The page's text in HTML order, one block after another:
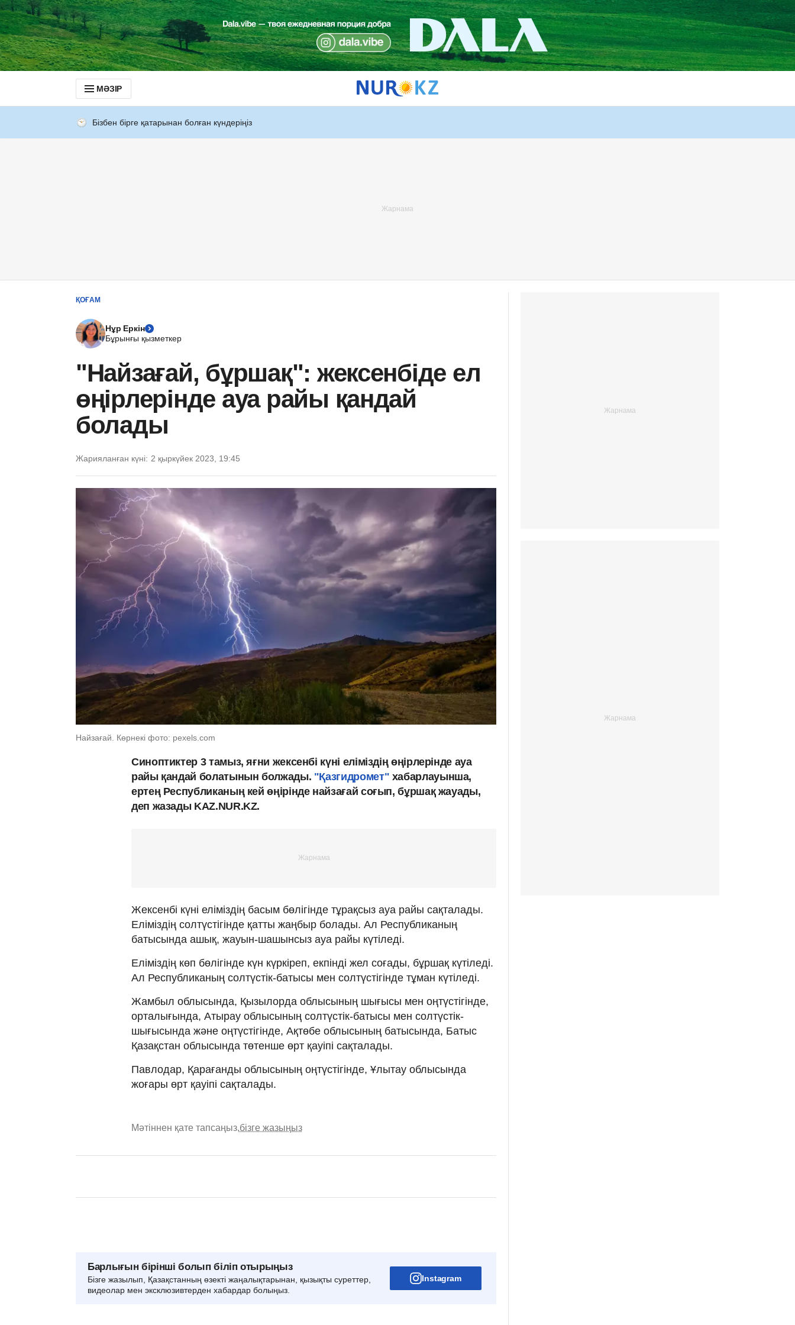
МӘЗІР
Бізбен бірге қатарынан болған күндеріңіз
ҚОҒАМ
Нұр Еркін
Бұрынғы қызметкер
"Найзағай, бұршақ": жексенбіде ел
өңірлерінде ауа райы қандай
болады
Жарияланған күні: 2 қыркүйек 2023, 19:45
Найзағай. Көрнекі фото: pexels.com
Синоптиктер 3 тамыз, яғни жексенбі күні еліміздің өңірлерінде ауа
райы қандай болатынын болжады. "Қазгидромет" хабарлауынша,
ертең Республиканың кей өңірінде найзағай соғып, бұршақ жауады,
деп жазады KAZ.NUR.KZ.
Жексенбі күні еліміздің басым бөлігінде тұрақсыз ауа райы сақталады.
Еліміздің солтүстігінде қатты жаңбыр болады. Ал Республиканың
батысында ашық, жауын-шашынсыз ауа райы күтіледі.
Еліміздің көп бөлігінде күн күркіреп, екпінді жел соғады, бұршақ күтіледі.
Ал Республиканың солтүстік-батысы мен солтүстігінде тұман күтіледі.
Жамбыл облысында, Қызылорда облысының шығысы мен оңтүстігінде,
орталығында, Атырау облысының солтүстік-батысы мен солтүстік-
шығысында және оңтүстігінде, Ақтөбе облысының батысында, Батыс
Қазақстан облысында төтенше өрт қауіпі сақталады.
Павлодар, Қарағанды облысының оңтүстігінде, Ұлытау облысында
жоғары өрт қауіпі сақталады.
Мәтіннен қате тапсаңыз,бізге жазыңыз
Барлығын бірінші болып біліп отырыңыз
Бізге жазылып, Қазақстанның өзекті жаңалықтарынан, қызықты суреттер,
видеолар мен эксклюзивтерден хабардар болыңыз.
Instagram